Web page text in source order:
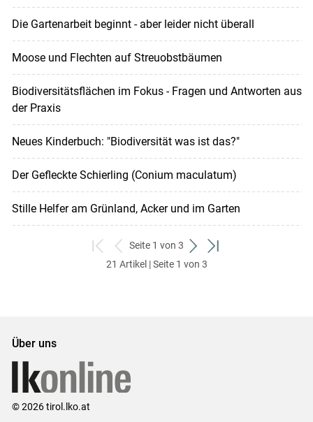
Die Gartenarbeit beginnt - aber leider nicht überall
Moose und Flechten auf Streuobstbäumen
Biodiversitätsflächen im Fokus - Fragen und Antworten aus
der Praxis
Neues Kinderbuch: "Biodiversität was ist das?"
Der Gefleckte Schierling (Conium maculatum)
Stille Helfer am Grünland, Acker und im Garten
zum
ersten
zurück
zum
Seite 1 von 3
weiter
zum
zum
21 Artikel | Seite 1 von 3
Über uns
© 2026 tirol.lko.at